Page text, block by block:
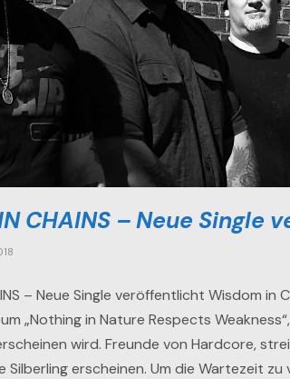
CHAINS – Neue Single
– Neue Single veröffentlicht Wisdom
„Nothing in Nature Respects
wird. Freunde von Hardcore,
Silberling erscheinen. Um die Wartezeit